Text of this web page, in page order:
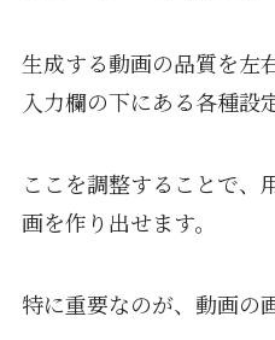
生成する動画の品質を左
入力欄の下にある各種設
ここを調整することで、
画を作り出せます。
特に重要なのが、動画の